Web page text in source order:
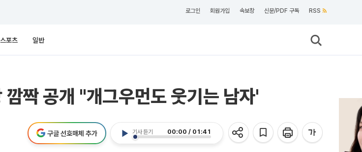
로그인 회원가입 속보창 신문/PDF 구독 RSS
스포츠 일반
짝 공개 "개그우먼도 웃기는 남자'
기사 듣기 00:00 / 01:41
구글 선호매체 추가